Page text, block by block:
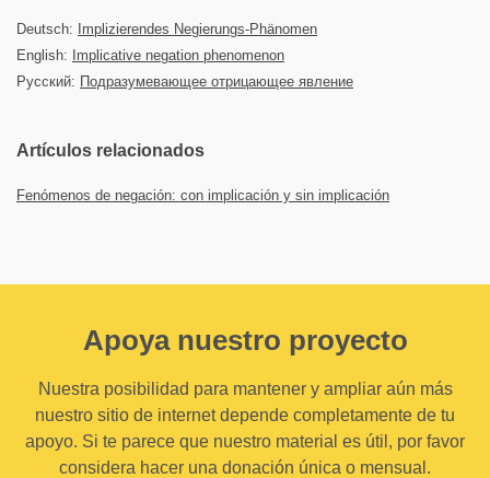
Deutsch:
Implizierendes Negierungs-Phänomen
English:
Implicative negation phenomenon
Русский: Подразумевающее отрицающее явление
Artículos relacionados
Fenómenos de negación: con implicación y sin implicación
Apoya nuestro proyecto
Nuestra posibilidad para mantener y ampliar aún más
nuestro sitio de internet depende completamente de tu
apoyo. Si te parece que nuestro material es útil, por favor
considera hacer una donación única o mensual.